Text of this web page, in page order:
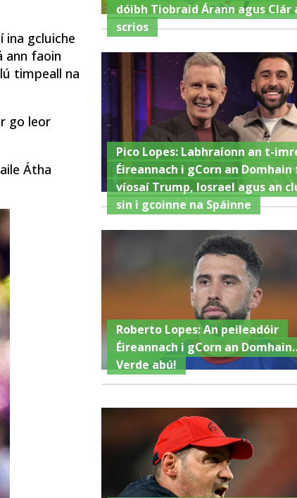
ina gcluiche
ann faoin
timpeall na
go leor
Átha
dóibh Tiobraid Árann agus Clár
scrios
Pico Lopes: Labhraíonn an t-
Éireannach i gCorn an Domhain
víosaí Trump, Iosrael agus an
sin i gcoinne na Spáinne
Roberto Lopes: An peileadóir
Éireannach i gCorn an
Verde abú!